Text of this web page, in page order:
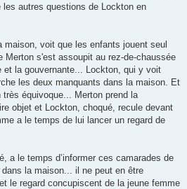
autres questions de Lockton en
maison, voit que les enfants jouent seul
Merton s'est assoupit au rez-de-chaussée
et la gouvernante... Lockton, qui y voit
les deux manquants dans la maison. Et
équivoque... Merton prend la
objet et Lockton, choqué, recule devant
a le temps de lui lancer un regard de
a le temps d’informer ces camarades de
la maison... il ne peut en être
le regard concupiscent de la jeune femme